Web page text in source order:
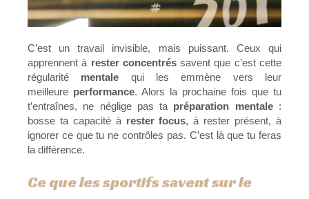
C’est un travail invisible, mais puissant. Ceux qui
apprennent à rester concentréssavent que c’est cette
régularité mentale qui les emmène vers leur
meilleure performance. Alors la prochaine fois que tu
t’entraînes, ne néglige pas ta préparation mentale:
bosse ta capacité à rester focus, à rester présent, à
ignorer ce que tu ne contrôles pas. C’est là que tu feras
la différence.
Ce que les sportifs savent sur le